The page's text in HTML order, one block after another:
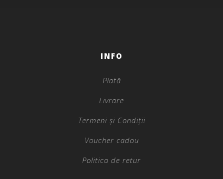
INFO
Plată
Livrare
Termeni și Condiții
Voucher cadou
Politica de retur